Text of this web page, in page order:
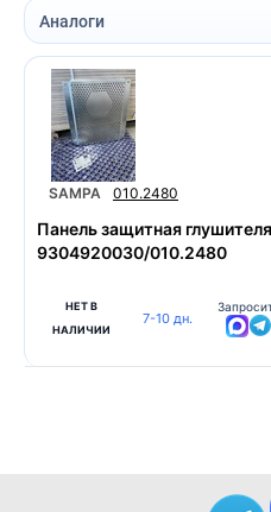
Аналоги
SAMPA 010.2480
Панeль защитная
9304920030/010.2480
НЕТ В
НАЛИЧИИ
7-10 дн.